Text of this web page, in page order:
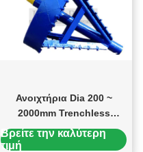
Ανοιχτήρια Dia 200 ~
2000mm Trenchless
τρυπών τύπων HDD
πιάτων για τη διάτρηση
Βρείτε την καλύτερη
τιμή